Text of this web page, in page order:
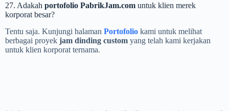
27. Adakah portofolio PabrikJam.com untuk klien merek
korporat besar?
Tentu saja. Kunjungi halaman Portofolio kami untuk melihat
berbagai proyek jam dinding custom yang telah kami kerjakan
untuk klien korporat ternama.